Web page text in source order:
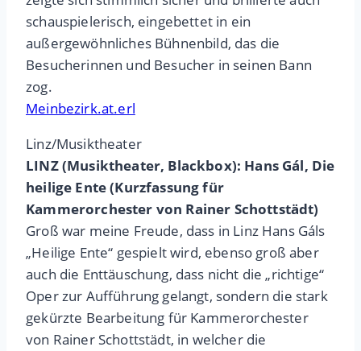
schauspielerisch, eingebettet in ein
außergewöhnliches Bühnenbild, das die
Besucherinnen und Besucher in seinen Bann
zog.
Meinbezirk.at.erl
Linz/Musiktheater
LINZ (Musiktheater, Blackbox): Hans Gál, Die
heilige Ente (Kurzfassung für
Kammerorchester von Rainer Schottstädt)
Groß war meine Freude, dass in Linz Hans Gáls
„Heilige Ente“ gespielt wird, ebenso groß aber
auch die Enttäuschung, dass nicht die „richtige“
Oper zur Aufführung gelangt, sondern die stark
gekürzte Bearbeitung für Kammerorchester
von Rainer Schottstädt, in welcher die